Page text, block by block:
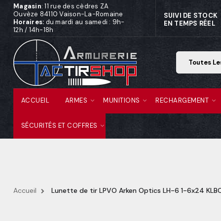
Magasin: 11 rue des cèdres ZA
Ouvèze 84110 Vaison-La-Romaine
Horaires: du mardi au samedi : 9h-
12h / 14h-18h
SUIVI DE STOCK
EN TEMPS RÉEL
ACCUEIL ARMES MUNITIONS RECHARGEMENT
SÉCURITÉS ET COFFRES
Accueil Lunette de tir LPVO Arken Optics LH-6 1-6x24